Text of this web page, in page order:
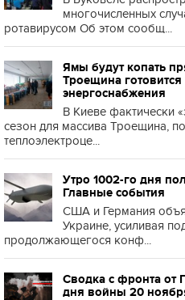
многочисленных
ротавирусом Об этом сообщ...
Ямы будут копать
Троещина
энергоснабжения
В Киеве фактически
сезон для массива Троещина,
теплоэлектроце...
Утро 1002-го дня
Главные события
США и Германия
Украине, усиливая
продолжающегося конф...
Сводка с фронта от
дня войны 20